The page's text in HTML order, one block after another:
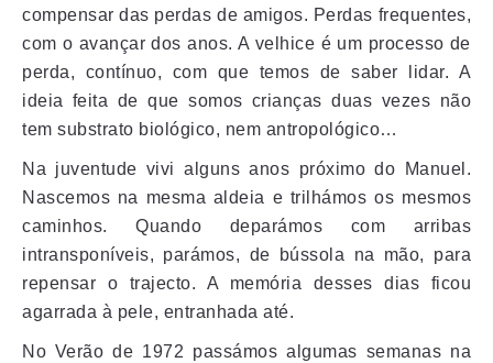
compensar das perdas de amigos. Perdas frequentes,
com o avançar dos anos. A velhice é um processo de
perda, contínuo, com que temos de saber lidar. A
ideia feita de que somos crianças duas vezes não
tem substrato biológico, nem antropológico…
Na juventude vivi alguns anos próximo do Manuel.
Nascemos na mesma aldeia e trilhámos os mesmos
caminhos. Quando deparámos com arribas
intransponíveis, parámos, de bússola na mão, para
repensar o trajecto. A memória desses dias ficou
agarrada à pele, entranhada até.
No Verão de 1972 passámos algumas semanas na